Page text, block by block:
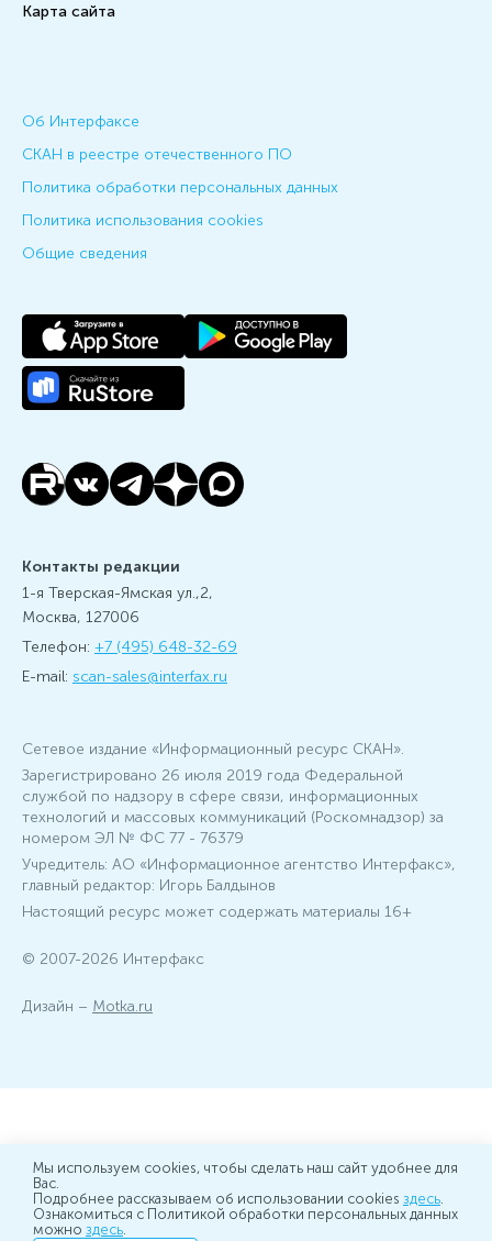
Карта сайта
Об Интерфаксе
СКАН в реестре отечественного ПО
Политика обработки персональных данных
Политика использования cookies
Общие сведения
Сетевое издание «Информационный ресурс СКАН».
Зарегистрировано 26 июля 2019 года Федеральной
службой по надзору в сфере связи, информационных
технологий и массовых коммуникаций (Роскомнадзор) за
номером ЭЛ № ФС 77 - 76379
Учредитель: АО «Информационное агентство Интерфакс»,
главный редактор: Игорь Балдынов
Настоящий ресурс может содержать материалы 16+
© 2007-2026 Интерфакс
Дизайн – Motka.ru
Контакты редакции
1-я Тверская-Ямская ул.,2,
Москва, 127006
Телефон: +7 (495) 648-32-69
E-mail: scan-sales@interfax.ru
Мы используем cookies, чтобы сделать наш сайт удобнее для
Вас.
Подробнее рассказываем об использовании cookies здесь.
Ознакомиться с Политикой обработки персональных данных
можно здесь.